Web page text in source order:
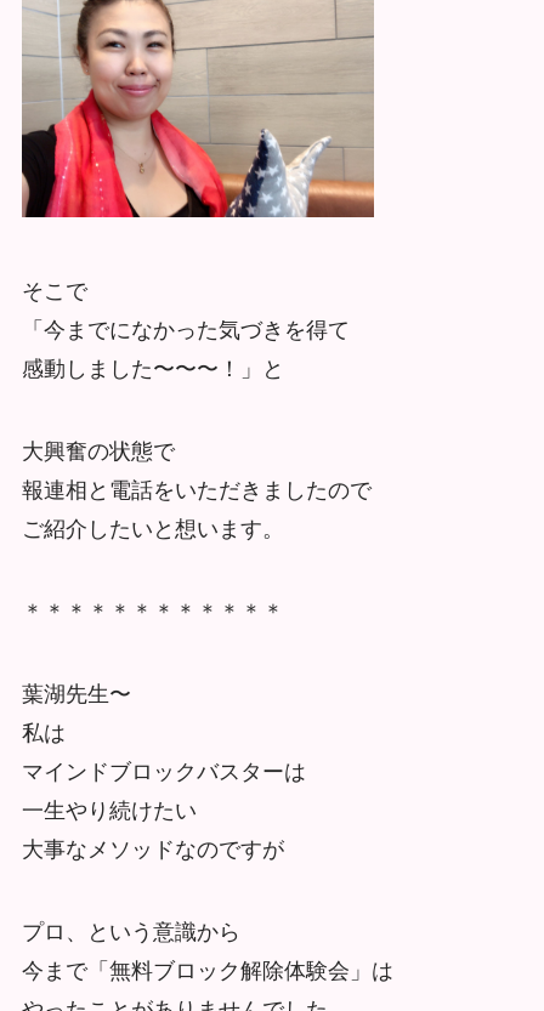
そこで
「今までになかった気づきを得て
感動しました〜〜〜！」と
大興奮の状態で
報連相と電話をいただきましたので
ご紹介したいと想います。
＊＊＊＊＊＊＊＊＊＊＊＊
葉湖先生〜
私は
マインドブロックバスターは
一生やり続けたい
大事なメソッドなのですが
プロ、という意識から
今まで「無料ブロック解除体験会」は